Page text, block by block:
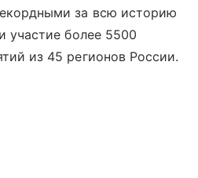
за всю историю
участие более 5500
из 45 регионов России.